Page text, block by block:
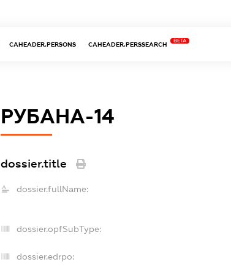
CAHEADER.PERSONS CAHEADER.PERSSEARCH
BETA
РУБАНА-14
dossier.title
dossier.fullName:
dossier.opfSubType:
dossier.edrpo: